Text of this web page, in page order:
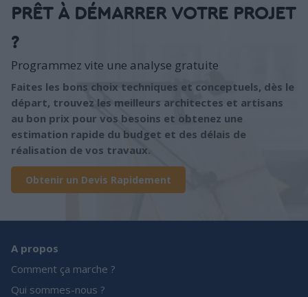
PRÊT À DÉMARRER VOTRE PROJET
?
Programmez vite une analyse gratuite
Faites les bons choix techniques et conceptuels, dès le
départ, trouvez les meilleurs architectes et artisans
au bon prix pour vos besoins et obtenez une
estimation rapide du budget et des délais de
réalisation de vos travaux.
Obtenir un Devis Rapidement
A propos
Comment ça marche ?
Qui sommes-nous ?